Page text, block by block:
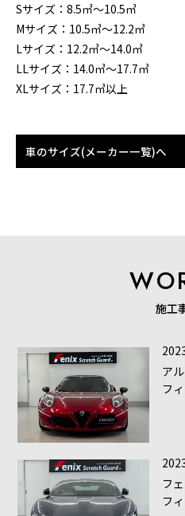
Sサイズ：8.5㎥～10.5㎥
Mサイズ：10.5㎥～12.2㎥
Lサイズ：12.2㎥～14.0㎥
LLサイズ：14.0㎥～17.7㎥
XLサイズ：17.7㎥以上
車のサイズ(メーカー一覧)へ
施工
ア
フ
フ
フ